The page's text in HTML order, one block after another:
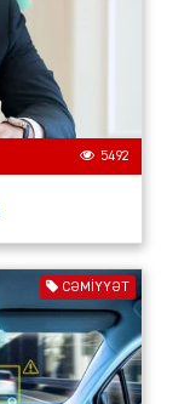
5492
CƏMIYYƏT